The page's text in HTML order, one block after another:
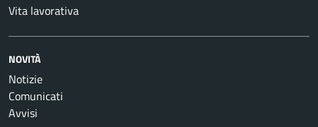
Vita lavorativa
NOVITÀ
Notizie
Comunicati
Avvisi